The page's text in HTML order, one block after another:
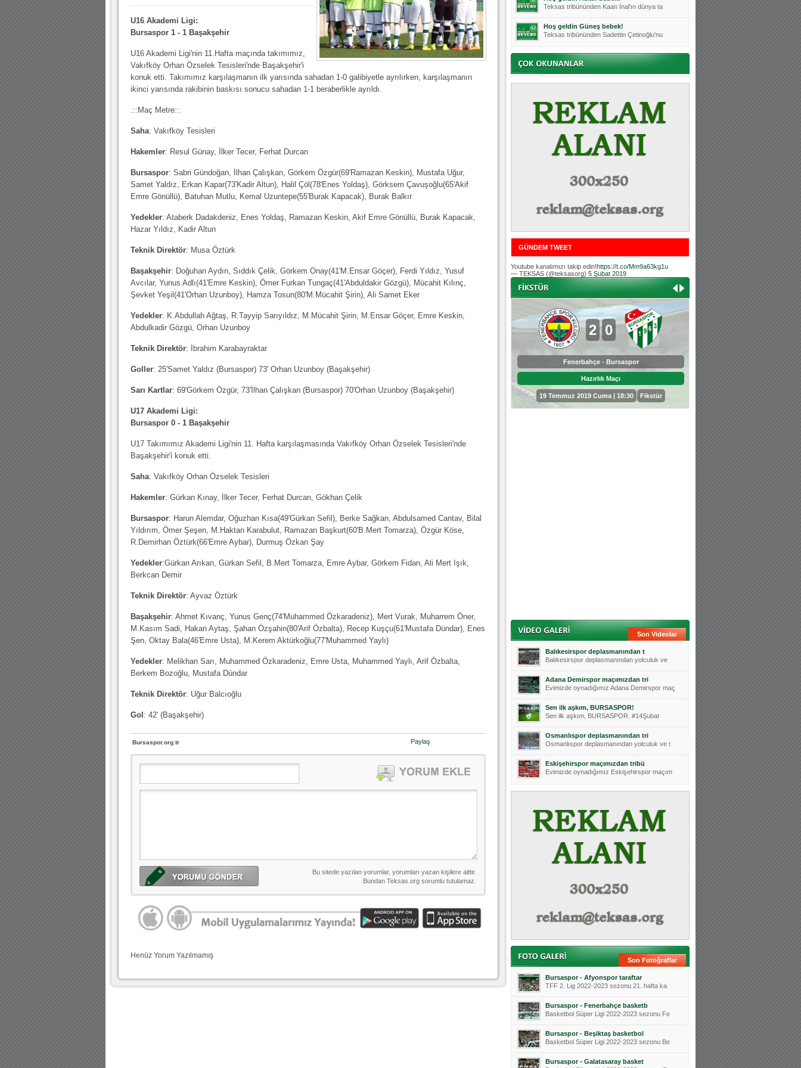
10.04.2023 14:44 |Hoş geldin Göktuğ Bebek!
Hoş geldin Kadir Kağan Bebek!
12.10.2025 17:30 |MUTLULUKLAR SİNAN SILACI
16.07.2024 14:32 | Hoş geldin Kerem Bebek!
08.01.2024 19:01 |
U16 Akademi Ligi:
Bursaspor 1 - 1 Başakşehir
U16 Akademi Ligi'nin 11.Hafta maçında takımımız,
Vakıfköy Orhan Özselek Tesisleri'nde Başakşehir'i
konuk etti. Takımımız karşılaşmanın ilk yarısında sahadan 1-0 galibiyetle ayrılırken, karşılaşmanın
ikinci yarısında rakibinin baskısı sonucu sahadan 1-1 beraberlikle ayrıldı.
.::Maç Metre::.
Saha: Vakıfköy Tesisleri
Hakemler: Resul Günay, İlker Tecer, Ferhat Durcan
Bursaspor: Sabri Gündoğan, İlhan Çalışkan, Görkem Özgür(69'Ramazan Keskin), Mustafa Uğur,
Samet Yaldız, Erkan Kapar(73'Kadir Altun), Halil Çöl(78'Enes Yoldaş), Görksem Çavuşoğlu(65'Akif
Emre Gönüllü), Batuhan Mutlu, Kemal Uzuntepe(55'Burak Kapacak), Burak Balkır
Yedekler: Ataberk Dadakdeniz, Enes Yoldaş, Ramazan Keskin, Akif Emre Gönüllü, Burak Kapacak,
Hazar Yıldız, Kadir Altun
Teknik Direktör: Musa Öztürk
Başakşehir: Doğuhan Aydın, Sıddık Çelik, Görkem Onay(41'M.Ensar Göçer), Ferdi Yıldız, Yusuf
Avcılar, Yunus Adlı(41'Emre Keskin), Ömer Furkan Tungaç(41'Abduldakir Gözgü), Mücahit Kılınç,
Şevket Yeşil(41'Orhan Uzunboy), Hamza Tosun(80'M.Mücahit Şirin), Ali Samet Eker
Yedekler: K.Abdullah Ağtaş, R.Tayyip Sarıyıldız, M.Mücahit Şirin, M.Ensar Göçer, Emre Keskin,
Abdulkadir Gözgü, Orhan Uzunboy
Teknik Direktör: İbrahim Karabayraktar
Goller: 25'Samet Yaldız (Bursaspor) 73' Orhan Uzunboy (Başakşehir)
Sarı Kartlar: 69'Görkem Özgür, 73'İlhan Çalışkan (Bursaspor) 70'Orhan Uzunboy (Başakşehir)
U17 Akademi Ligi:
Bursaspor 0 - 1 Başakşehir
U17 Takımımız Akademi Ligi'nin 11. Hafta karşılaşmasında Vakıfköy Orhan Özselek Tesisleri'nde
Başakşehir'i konuk etti.
Saha: Vakıfköy Orhan Özselek Tesisleri
Hakemler: Gürkan Kınay, İlker Tecer, Ferhat Durcan, Gökhan Çelik
Bursaspor: Harun Alemdar, Oğuzhan Kısa(49'Gürkan Sefil), Berke Sağkan, Abdulsamed Cantav, Bilal
Yıldırım, Ömer Şeşen, M.Haktan Karabulut, Ramazan Başkurt(60'B.Mert Tomarza), Özgür Köse,
R.Demirhan Öztürk(66'Emre Aybar), Durmuş Özkan Şay
Yedekler:Gürkan Arıkan, Gürkan Sefil, B.Mert Tomarza, Emre Aybar, Görkem Fidan, Ali Mert Işık,
Berkcan Demir
Teknik Direktör: Ayvaz Öztürk
Başakşehir: Ahmet Kıvanç, Yunus Genç(74'Muhammed Özkaradeniz), Mert Vurak, Muharrem Öner,
M.Kasım Sadi, Hakan Aytaş, Şahan Özşahin(80'Arif Özbalta), Recep Kuşçu(61'Mustafa Dündar), Enes
Şen, Oktay Bala(46'Emre Usta), M.Kerem Aktürkoğlu(77'Muhammed Yaylı)
Yedekler: Melikhan Sarı, Muhammed Özkaradeniz, Emre Usta, Muhammed Yaylı, Arif Özbalta,
Berkem Bozoğlu, Mustafa Dündar
Teknik Direktör: Uğur Balcıoğlu
Gol : 42' (Başakşehir)
Bursaspor.org.tr Paylaş
Henüz Yorum Yazılmamış
Teksas tribününden Kaan İnal'ın dünya ta
Hoş geldin Güneş bebek!
Teksas tribününden Sadettin Çetinoğlu'nu
Mutluluklar Ceyhun Tetik
Teksas tribünlerinin sevilen isimlerinde
Bursasporumuzun önü açılsın is
Hoş geldin Alaz Bebek!
Teksas.org sistem yöneticisi, ekibimizin
Hoş geldin Göktuğ Bebek!
Teksas.org ekibimizden ve tribünlerimizi
Teksas tribünlerinden Basri İleri'nin dü
Hoş geldin Kerem Bebek!
Tribünlerimizden Mesut Ulusoy'un (Duka)
Hoş geldin Aslan bebek!
Teksas tribününden Kaan İnal'ın dünya ta
Hoş geldin Güneş bebek!
Teksas tribününden Sadettin Çetinoğlu'nu
GÜNDEM TWEET
Youtube kanalımızı takip edin!https://t.co/Mm9a63kg1u
— TEKSAS (@teksasorg) 5 Şubat 2019
04 Temmuz 2020 Cumartesi | 20:00
2 0
Fenerbahçe - Bursaspor
Hazırlık Maçı
19 Temmuz 2019 Cuma | 18:30 Fikstür
0 3
Bursaspor - Sepahan
Hazırlık Maçı
25 Temmuz 2019 Perşembe |
Son Videolar
Balıkesirspor deplasmanından t
Balıkesirspor deplasmanından yolculuk ve
Adana Demirspor maçımızdan tri
Evimizde oynadığımız Adana Demirspor maç
Sen ilk aşkım, BURSASPOR!
Sen ilk aşkım, BURSASPOR. #14Şubat
Osmanlıspor deplasmanından tri
Osmanlıspor deplasmanından yolculuk ve t
Eskişehirspor maçımızdan tribü
Evimizde oynadığımız Eskişehirspor maçım
Son Fotoğraflar
Bursaspor - Afyonspor taraftar
TFF 2. Lig 2022-2023 sezonu 21. hafta ka
Bursaspor - Fenerbahçe basketb
Basketbol Süper Ligi 2022-2023 sezonu Fe
Bursaspor - Beşiktaş basketbol
Basketbol Süper Ligi 2022-2023 sezonu Be
Bursaspor - Galatasaray basket